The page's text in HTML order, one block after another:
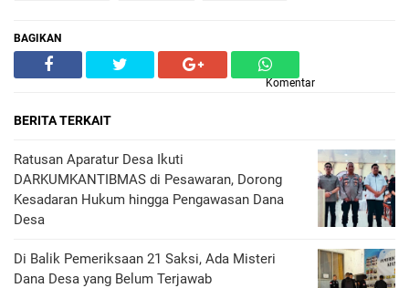
BAGIKAN
Komentar
BERITA TERKAIT
Ratusan Aparatur Desa Ikuti
DARKUMKANTIBMAS di Pesawaran, Dorong
Kesadaran Hukum hingga Pengawasan Dana
Desa
Di Balik Pemeriksaan 21 Saksi, Ada Misteri
Dana Desa yang Belum Terjawab